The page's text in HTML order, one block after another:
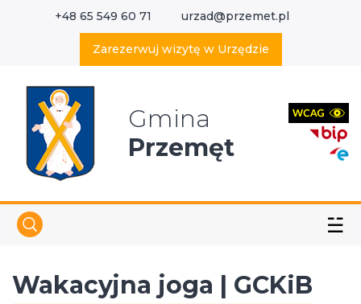
+48 65 549 60 71 urzad@przemet.pl
Zarezerwuj wizytę w Urzędzie
Gmina
Przemęt
☱
Wakacyjna joga | GCKiB
Wyszukaj w serwisie